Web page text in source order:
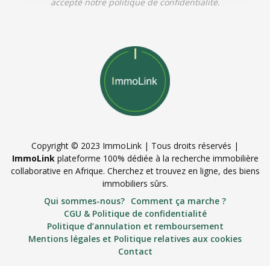
Copyright © 2023 ImmoLink | Tous droits réservés |
ImmoLinkplateforme 100% dédiée à la recherche immobilière
collaborative en Afrique. Cherchez et trouvez en ligne, des biens
immobiliers sûrs.
Qui sommes-nous? Comment ça marche ?
CGU & Politique de confidentialité
Politique d’annulation et remboursement
Mentions légales et Politique relatives aux cookies
Contact